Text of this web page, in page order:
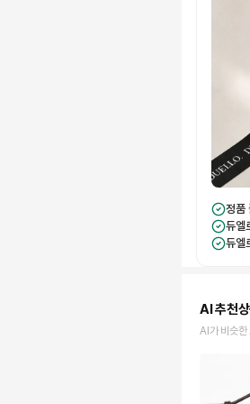
정품
듀엘
듀엘
AI 추천
AI가 비슷한